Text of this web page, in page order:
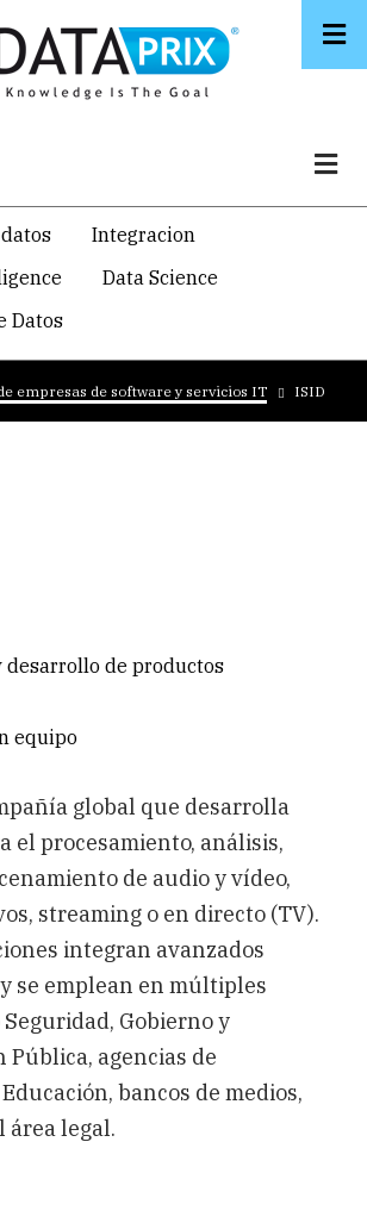
Integracion
Data Science
Datos
empresas de software y servicios IT ISID
desarrollo de productos
equipo
global que desarrolla
el procesamiento, análisis,
de audio y vídeo,
streaming o en directo (TV).
integran avanzados
se emplean en múltiples
Seguridad, Gobierno y
agencias de
bancos de medios,
área legal.